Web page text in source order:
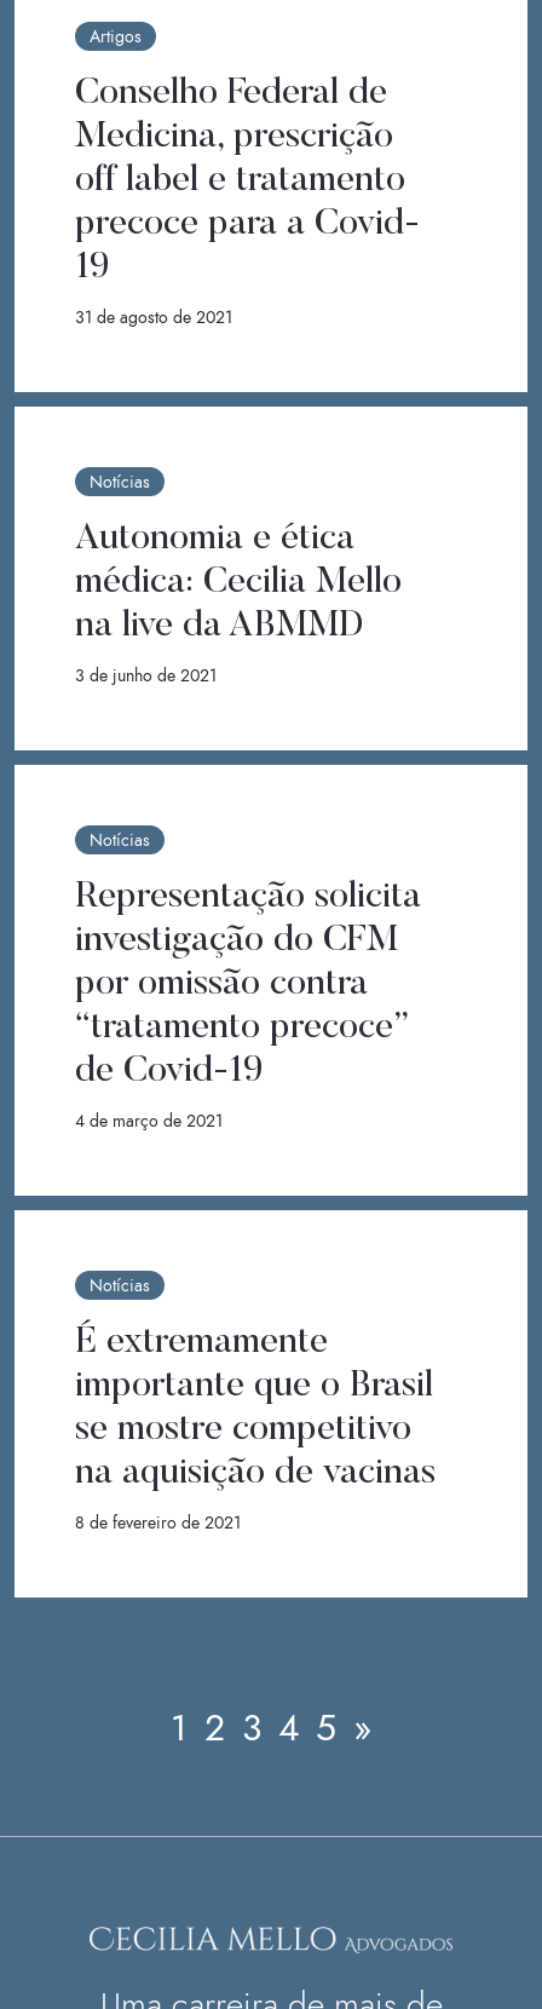
Artigos
Conselho Federal de
Medicina, prescrição
off label e tratamento
precoce para a Covid-
19
31 de agosto de 2021
Notícias
Autonomia e ética
médica: Cecilia Mello
na live da ABMMD
3 de junho de 2021
Notícias
Representação solicita
investigação do CFM
por omissão contra
“tratamento precoce”
de Covid-19
4 de março de 2021
Notícias
É extremamente
importante que o Brasil
se mostre competitivo
na aquisição de vacinas
8 de fevereiro de 2021
1 2 3 4 5 »